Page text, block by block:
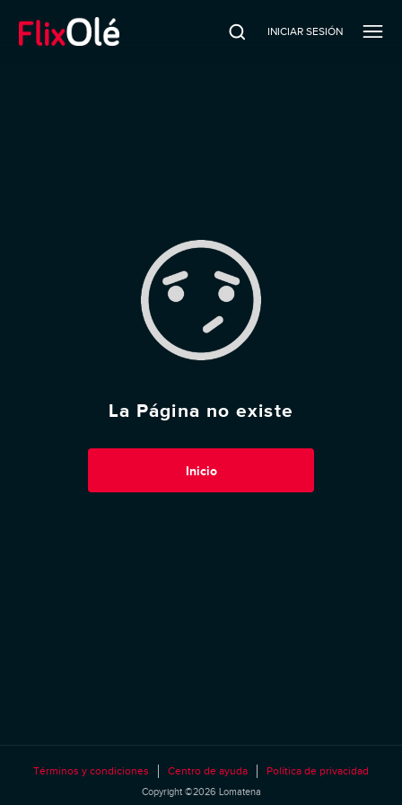
INICIAR SESIÓN
La Página no existe
Inicio
Términos y condiciones Centro de ayuda Política de privacidad
Copyright ©2026 Lomatena